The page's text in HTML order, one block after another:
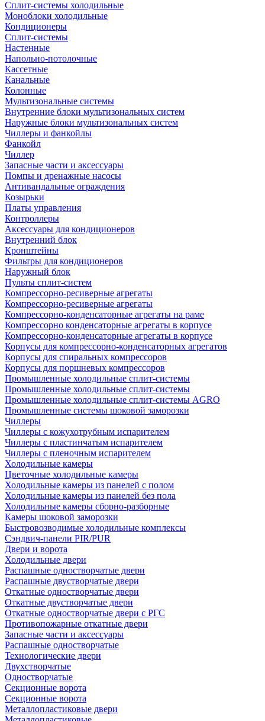
Сплит-системы холодильные
Моноблоки холодильные
Кондиционеры
Сплит-системы
Настенные
Напольно-потолочные
Кассетные
Канальные
Колонные
Мультизональные системы
Внутренние блоки мультизональных систем
Наружные блоки мультизональных систем
Чиллеры и фанкойлы
Фанкойл
Чиллер
Запасные части и аксессуары
Помпы и дренажные насосы
Антивандальные ограждения
Козырьки
Платы управления
Контроллеры
Аксессуары для кондиционеров
Внутренний блок
Кронштейны
Фильтры для кондиционеров
Наружный блок
Пульты сплит-систем
Компрессорно-ресиверные агрегаты
Компрессорно-ресиверные агрегаты
Компрессорно-конденсаторные агрегаты на раме
Компрессорно конденсаторные агрегаты в корпусе
Компрессорно-конденсаторные агрегаты в корпусе
Корпусы для компрессорно-конденсаторных агрегатов
Корпусы для спиральных компрессоров
Корпусы для поршневых компрессоров
Промышленные холодильные сплит-системы
Промышленные холодильные сплит-системы
Промышленные холодильные сплит-системы AGRO
Промышленные системы шоковой заморозки
Чиллеры
Чиллеры с кожухотрубным испарителем
Чиллеры с пластинчатым испарителем
Чиллеры с пленочным испарителем
Холодильные камеры
Цветочные холодильные камеры
Холодильные камеры из панелей с полом
Холодильные камеры из панелей без пола
Холодильные камеры сборно-разборные
Камеры шоковой заморозки
Быстровозводимые холодильные комплексы
Сэндвич-панели PIR/PUR
Двери и ворота
Холодильные двери
Распашные одностворчатые двери
Распашные двустворчатые двери
Откатные одностворчатые двери
Откатные двустворчатые двери
Откатные одностворчатые двери с РГС
Противопожарные откатные двери
Запасные части и аксессуары
Распашные одностворчатые
Технологические двери
Двухстворчатые
Одностворчатые
Секционные ворота
Секционные ворота
Металлопластиковые двери